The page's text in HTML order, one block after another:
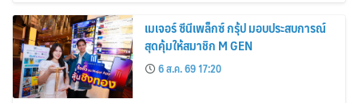
เมเจอร์ ซีนีเพล็กซ์ กรุ้ป มอบประสบการณ์
สุดคุ้มให้สมาชิก M GEN
6 ส.ค. 69 17:20